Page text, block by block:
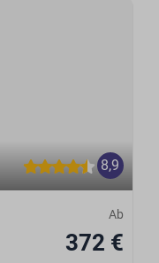
8,9
Ab
372 €